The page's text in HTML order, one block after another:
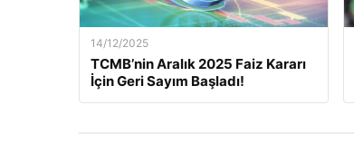
14/12/2025
TCMB’nin Aralık 2025 Faiz Kararı
İçin Geri Sayım Başladı!